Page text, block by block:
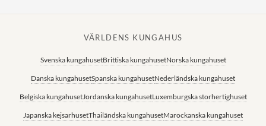
VÄRLDENS KUNGAHUS
Svenska kungahusetBrittiska kungahusetNorska kungahuset
Danska kungahusetSpanska kungahusetNederländska kungahuset
Belgiska kungahusetJordanska kungahusetLuxemburgska storhertighuset
Japanska kejsarhusetThailändska kungahusetMarockanska kungahuset